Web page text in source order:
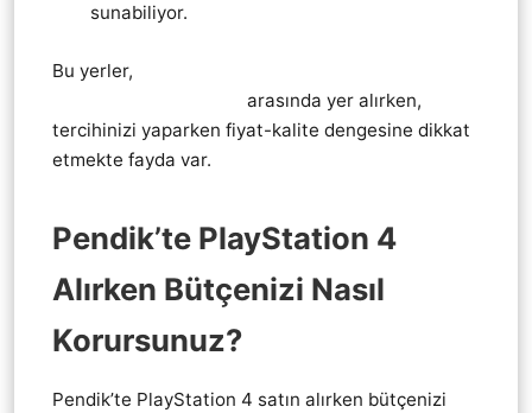
sunabiliyor.
Bu yerler,
arasında yer alırken,
tercihinizi yaparken fiyat-kalite dengesine dikkat
etmekte fayda var.
Pendik’te PlayStation 4
Alırken Bütçenizi Nasıl
Korursunuz?
Pendik’te PlayStation 4 satın alırken bütçenizi